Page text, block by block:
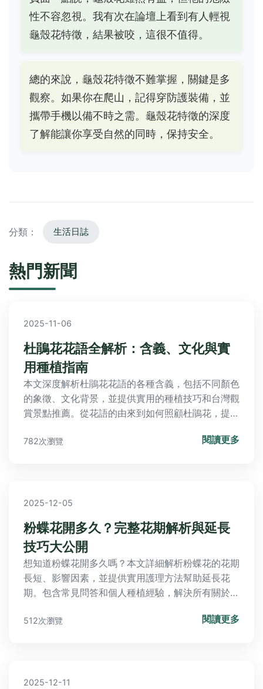
性不容忽視。我有次在論壇上看到有人輕視
龜殼花特徵，結果被咬，這很不值得。
總的來說，龜殼花特徵不難掌握，關鍵是多
觀察。如果你在爬山，記得穿防護裝備，並
攜帶手機以備不時之需。龜殼花特徵的深度
了解能讓你享受自然的同時，保持安全。
分類： 生活日誌
熱門新聞
2025-11-06
杜鵑花花語全解析：含義、文化與實
用種植指南
本文深度解析杜鵑花花語的各種含義，包括不同顏色
的象徵、文化背景，並提供實用的種植技巧和台灣觀
賞景點推薦。從花語的由來到如何照顧杜鵑花，提供
782次瀏覽 閱讀更多
2025-12-05
粉蝶花開多久？完整花期解析與延長
技巧大公開
想知道粉蝶花開多久嗎？本文詳細解析粉蝶花的花期
長短、影響因素，並提供實用護理方法幫助延長花
期。包含常見問答和個人種植經驗，解決所有關於粉
512次瀏覽 閱讀更多
2025-12-11